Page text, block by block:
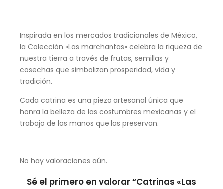
Inspirada en los mercados tradicionales de México,
la Colección «Las marchantas» celebra la riqueza de
nuestra tierra a través de frutas, semillas y
cosechas que simbolizan prosperidad, vida y
tradición.
Cada catrina es una pieza artesanal única que
honra la belleza de las costumbres mexicanas y el
trabajo de las manos que las preservan.
No hay valoraciones aún.
Sé el primero en valorar “Catrinas «Las